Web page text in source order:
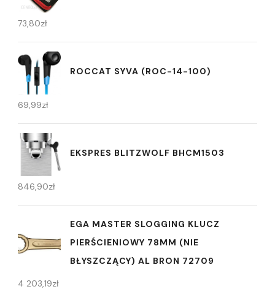
73,80zł
ROCCAT SYVA (ROC-14-100)
69,99zł
EKSPRES BLITZWOLF BHCM1503
846,90zł
EGA MASTER SLOGGING KLUCZ
PIERŚCIENIOWY 78MM (NIE
BŁYSZCZĄCY) AL BRON 72709
4 203,19zł